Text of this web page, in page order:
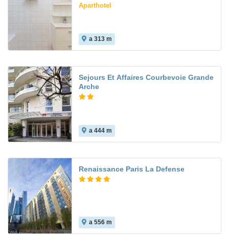
Aparthotel
a 313 m
Sejours Et Affaires Courbevoie Grande
Arche
a 444 m
Renaissance Paris La Defense
a 556 m